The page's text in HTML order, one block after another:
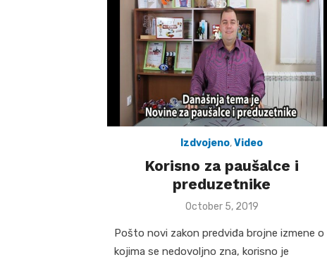
Izdvojeno,Video
Korisno za paušalce i
preduzetnike
Posted
October 5, 2019
Pošto novi zakon predviđa brojne izmene o
kojima se nedovoljno zna, korisno je